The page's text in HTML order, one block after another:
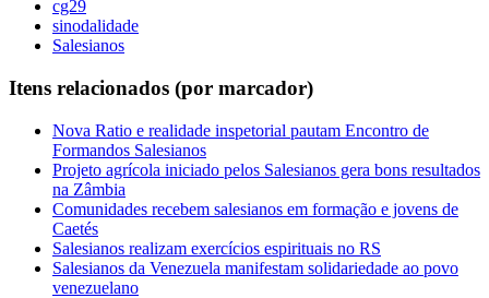
cg29
sinodalidade
Salesianos
Itens relacionados (por marcador)
Nova Ratio e realidade inspetorial pautam Encontro de
Formandos Salesianos
Projeto agrícola iniciado pelos Salesianos gera bons resultados
na Zâmbia
Comunidades recebem salesianos em formação e jovens de
Caetés
Salesianos realizam exercícios espirituais no RS
Salesianos da Venezuela manifestam solidariedade ao povo
venezuelano